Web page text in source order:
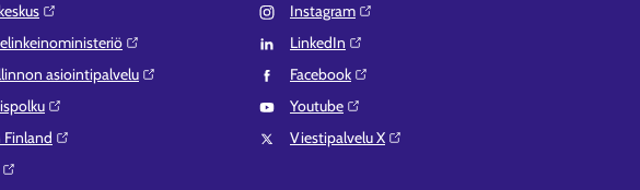
asiointipalvelu⁠
Finland⁠
Instagram⁠
LinkedIn⁠
Facebook⁠
Youtube⁠
Viestipalvelu X⁠